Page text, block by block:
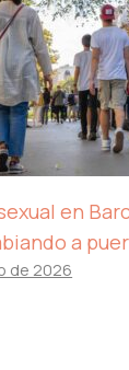
en
a
de 2026